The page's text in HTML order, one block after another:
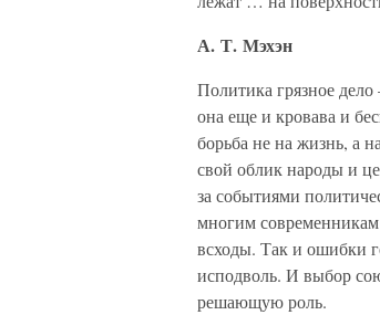
А. Т. Мэхэн
Политика грязное
она еще и кровава и
борьба не на жизнь, а
свой облик народы и
за событиями
многим современникам
всходы. Так и ошибки
исподволь. И выбор
решающую роль.